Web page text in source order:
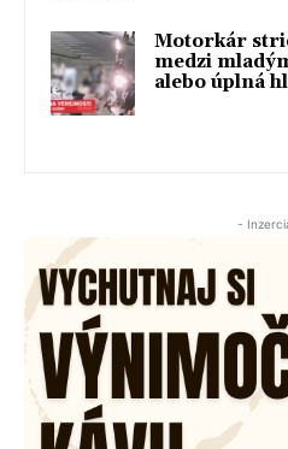
Motorkár
medzi
alebo úplná
-